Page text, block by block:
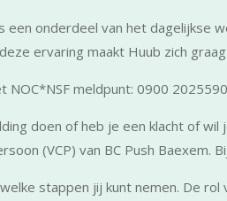
onderdeel van het dagelijkse
ervaring maakt Huub zich
NOC*NSF meldpunt: 0900
doen of heb je een klacht of
(VCP) van BC Push Baexem.
stappen jij kunt nemen. De